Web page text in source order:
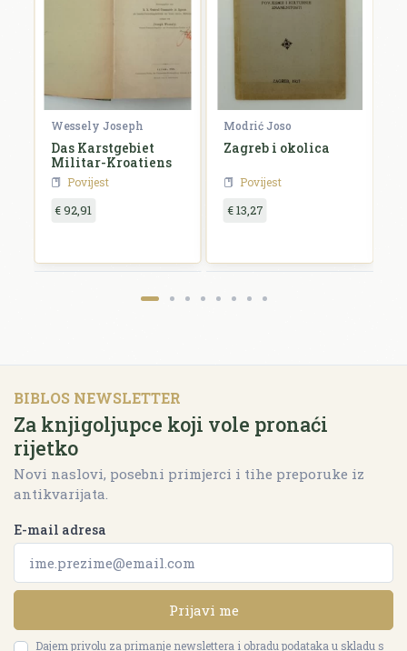
Wessely Joseph
Das Karstgebiet
Militar-Kroatiens
Povijest
€ 92,91
Modrić Joso
Zagreb i okolica
Povijest
€ 13,27
BIBLOS NEWSLETTER
Za knjigoljupce koji vole pronaći
rijetko
Novi naslovi, posebni primjerci i tihe preporuke iz
antikvarijata.
E-mail adresa
Prijavi me
Dajem privolu za primanje newslettera i obradu podataka u skladu s